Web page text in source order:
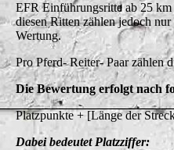
EFR Einführungsritte ab 25
diesen Ritten zählen jedoch
Wertung.
Pro Pferd- Reiter- Paar zählen
Die Bewertung erfolgt nach
Platzpunkte + [Länge der
Dabei bedeutet Platzziffer: